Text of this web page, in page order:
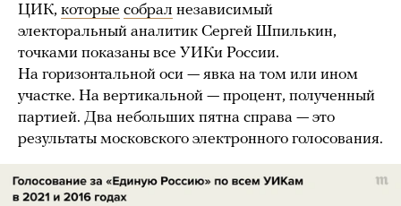
ЦИК, которые собрал независимый
электоральный аналитик Сергей Шпилькин,
точками показаны все УИКи России.
На горизонтальной оси — явка на том или ином
участке. На вертикальной — процент, полученный
партией. Два небольших пятна справа — это
результаты московского электронного голосования.